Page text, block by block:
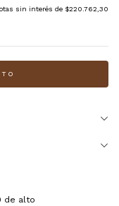
sin interés de $220.762,30
de alto